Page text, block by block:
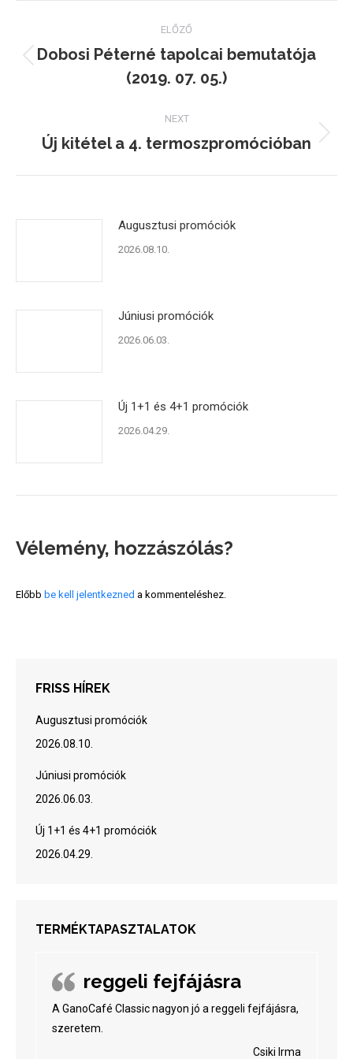
navigation
ELŐZŐ
Previous
post:
Dobosi Péterné tapolcai bemutatója
(2019. 07. 05.)
NEXT
Next
Új kitétel a 4. termoszpromócióban
Augusztusi promóciók
2026.08.10.
Júniusi promóciók
2026.06.03.
Új 1+1 és 4+1 promóciók
2026.04.29.
Vélemény, hozzászólás?
Előbb be kell jelentkezned a kommenteléshez.
FRISS HÍREK
Augusztusi promóciók
2026.08.10.
Júniusi promóciók
2026.06.03.
Új 1+1 és 4+1 promóciók
2026.04.29.
TERMÉKTAPASZTALATOK
reggeli fejfájásra
A GanoCafé Classic nagyon jó a reggeli fejfájásra,
szeretem.
Csiki Irma